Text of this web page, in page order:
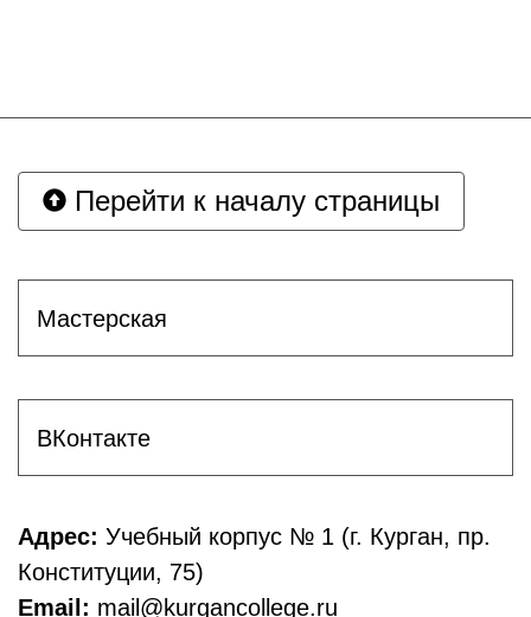
Перейти к началу страницы
Мастерская
ВКонтакте
Адрес: Учебный корпус № 1 (г. Курган, пр.
Конституции, 75)
Email: mail@kurgancollege.ru